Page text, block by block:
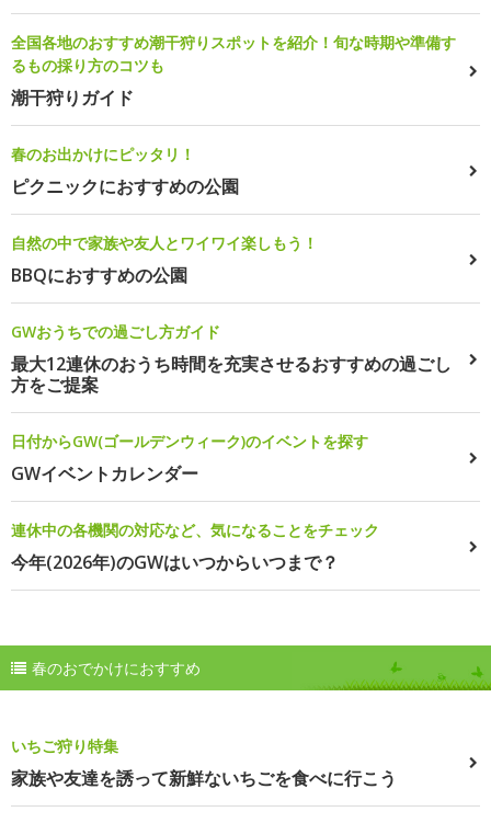
全国各地のおすすめ潮干狩りスポットを紹介！旬な時期や準備す
るもの採り方のコツも
潮干狩りガイド
春のお出かけにピッタリ！
ピクニックにおすすめの公園
自然の中で家族や友人とワイワイ楽しもう！
BBQにおすすめの公園
GWおうちでの過ごし方ガイド
最大12連休のおうち時間を充実させるおすすめの過ごし
方をご提案
日付からGW(ゴールデンウィーク)のイベントを探す
GWイベントカレンダー
連休中の各機関の対応など、気になることをチェック
今年(2026年)のGWはいつからいつまで？
春のおでかけにおすすめ
いちご狩り特集
家族や友達を誘って新鮮ないちごを食べに行こう